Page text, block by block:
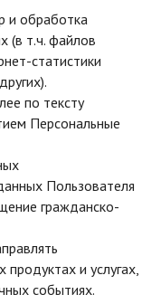
и обработка
(в т.ч. файлов
статистики
по тексту
Персональные
Пользователя
гражданско-
и услугах,
событиях.